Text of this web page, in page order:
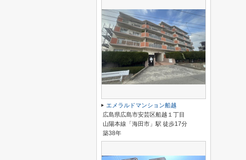
エメラルドマンション船越
広島県広島市安芸区船越１丁目
山陽本線「海田市」駅 徒歩17分
築38年